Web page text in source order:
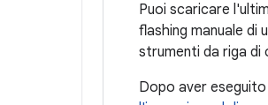
Puoi scaricare
flashing manuale
strumenti da riga di
Dopo aver eseguito